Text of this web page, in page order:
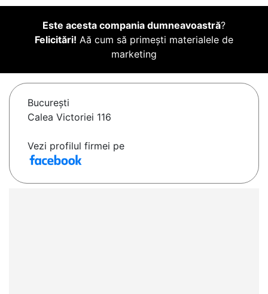
Este acesta compania dumneavoastră?
Felicitări! Aă cum să primești materialele de
marketing
Bucureşti
Calea Victoriei 116
Vezi profilul firmei pe